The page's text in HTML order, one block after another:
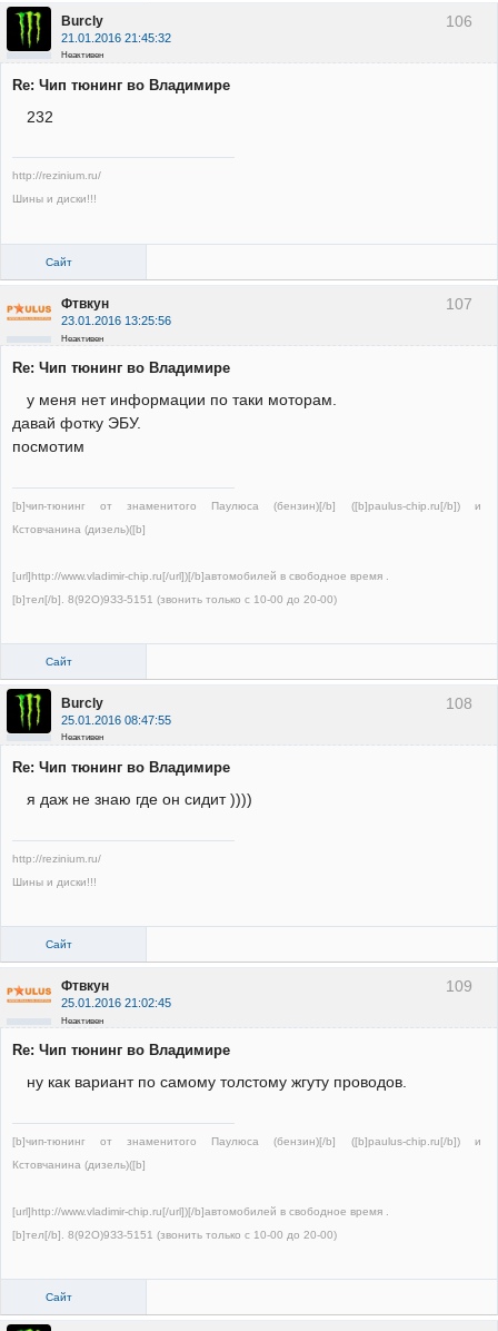
106
Burcly
21.01.2016 21:45:32
Неактивен
Re: Чип тюнинг во Владимире
232
http://rezinium.ru/
Шины и диски!!!
Сайт
107
Фтвкун
23.01.2016 13:25:56
Неактивен
Re: Чип тюнинг во Владимире
у меня нет информации по таки моторам.
давай фотку ЭБУ.
посмотим
[b]чип-тюнинг от знаменитого Паулюса (бензин)[/b] ([b]paulus-chip.ru[/b]) и
Кстовчанина (дизель)([b]
[url]http://www.vladimir-chip.ru[/url])[/b]автомобилей в свободное время .
[b]тел[/b]. 8(92О)9ЗЗ-5151 (звонить только с 10-00 до 20-00)
Сайт
108
Burcly
25.01.2016 08:47:55
Неактивен
Re: Чип тюнинг во Владимире
я даж не знаю где он сидит ))))
http://rezinium.ru/
Шины и диски!!!
Сайт
109
Фтвкун
25.01.2016 21:02:45
Неактивен
Re: Чип тюнинг во Владимире
ну как вариант по самому толстому жгуту проводов.
[b]чип-тюнинг от знаменитого Паулюса (бензин)[/b] ([b]paulus-chip.ru[/b]) и
Кстовчанина (дизель)([b]
[url]http://www.vladimir-chip.ru[/url])[/b]автомобилей в свободное время .
[b]тел[/b]. 8(92О)9ЗЗ-5151 (звонить только с 10-00 до 20-00)
Сайт